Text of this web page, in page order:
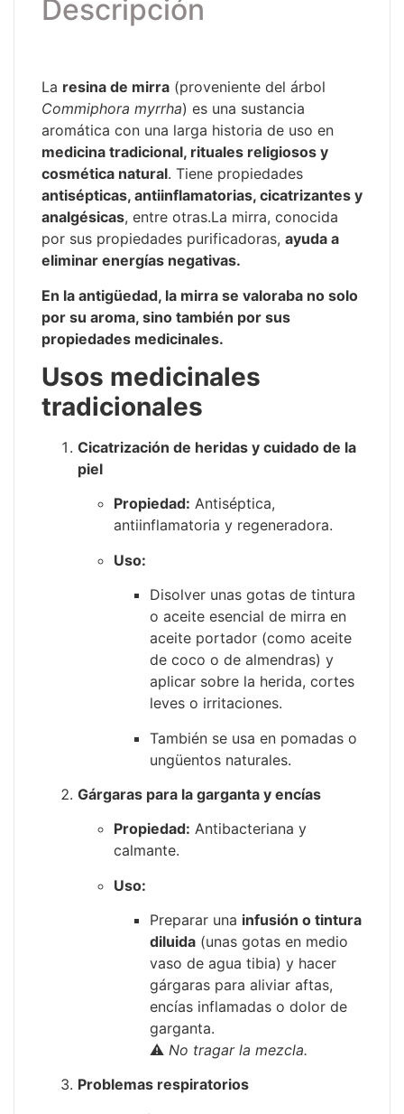
Descripción
La resina de mirra (proveniente del árbol
Commiphora myrrha) es una sustancia
aromática con una larga historia de uso en
medicina tradicional, rituales religiosos y
cosmética natural. Tiene propiedades
antisépticas, antiinflamatorias, cicatrizantes y
analgésicas, entre otras.La mirra, conocida
por sus propiedades purificadoras, ayuda a
eliminar energías negativas.
En la antigüedad, la mirra se valoraba no solo
por su aroma, sino también por sus
propiedades medicinales.
Usos medicinales
tradicionales
Cicatrización de heridas y cuidado de la
piel
Propiedad: Antiséptica,
antiinflamatoria y regeneradora.
Uso:
Disolver unas gotas de tintura
o aceite esencial de mirra en
aceite portador (como aceite
de coco o de almendras) y
aplicar sobre la herida, cortes
leves o irritaciones.
También se usa en pomadas o
ungüentos naturales.
Gárgaras para la garganta y encías
Propiedad: Antibacteriana y
calmante.
Uso:
Preparar una infusión o tintura
diluida (unas gotas en medio
vaso de agua tibia) y hacer
gárgaras para aliviar aftas,
encías inflamadas o dolor de
garganta.
⚠️ No tragar la mezcla.
Problemas respiratorios